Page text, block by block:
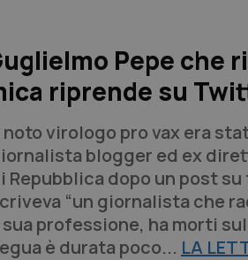
Pepe che
riprende su
noto virologo pro vax era
blogger ed ex
Repubblica dopo un post
“un giornalista che
professione, ha morti
è durata poco... LA